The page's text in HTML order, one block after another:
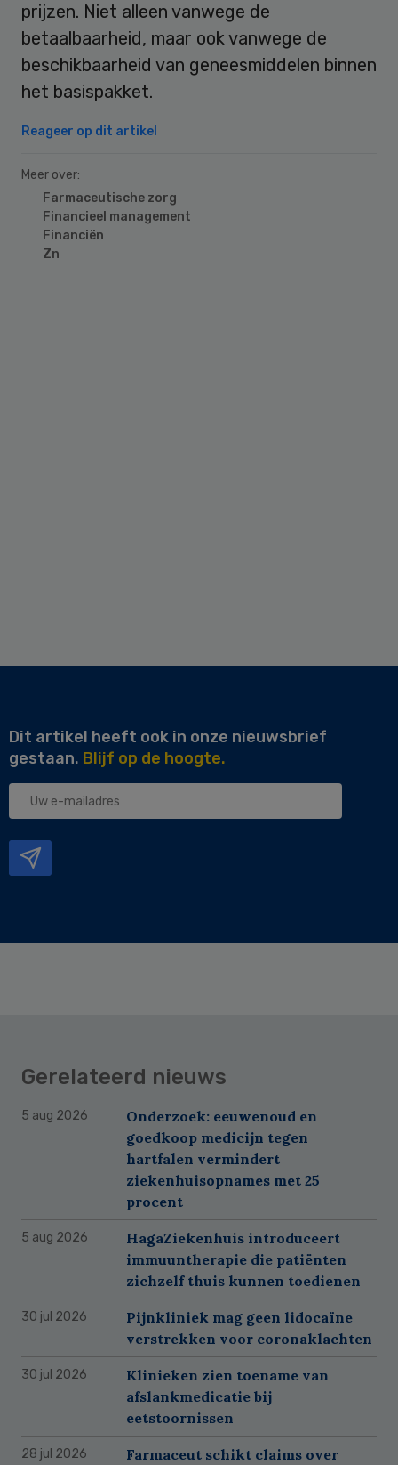
prijzen. Niet alleen vanwege de
betaalbaarheid, maar ook vanwege de
beschikbaarheid van geneesmiddelen binnen
het basispakket.
Reageer op dit artikel
Meer over:
Farmaceutische zorg
Financieel management
Financiën
Zn
Dit artikel heeft ook in onze nieuwsbrief
gestaan. Blijf op de hoogte.
Uw
Gerelateerd nieuws
5 aug 2026
Onderzoek: eeuwenoud en
goedkoop medicijn tegen
hartfalen vermindert
ziekenhuisopnames met 25
procent
5 aug 2026
HagaZiekenhuis introduceert
immuuntherapie die patiënten
zichzelf thuis kunnen toedienen
30 jul 2026
Pijnkliniek mag geen lidocaïne
verstrekken voor coronaklachten
30 jul 2026
Klinieken zien toename van
afslankmedicatie bij
eetstoornissen
28 jul 2026
Farmaceut schikt claims over